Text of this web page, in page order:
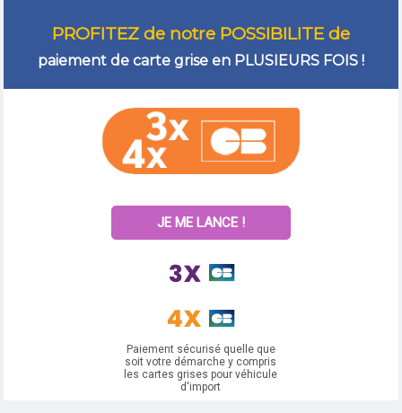
PROFITEZ de notre POSSIBILITE de
paiement de carte grise en PLUSIEURS FOIS !
JE ME LANCE !
Paiement sécurisé quelle que
soit votre démarche y compris
les cartes grises pour véhicule
d'import